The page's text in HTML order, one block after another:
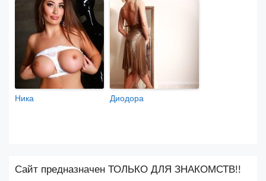
Ника Диодора
Сайт предназначен ТОЛЬКО ДЛЯ ЗНАКОМСТВ!!